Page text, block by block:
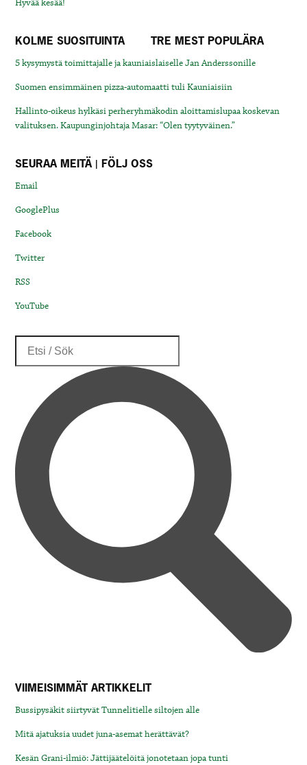
Hyvää kesää!
KOLME SUOSITUINTA TRE MEST POPULÄRA
5 kysymystä toimittajalle ja kauniaislaiselle Jan Anderssonille
Suomen ensimmäinen pizza-automaatti tuli Kauniaisiin
Hallinto-oikeus hylkäsi perheryhmäkodin aloittamislupaa koskevan
valituksen. Kaupunginjohtaja Masar: “Olen tyytyväinen.”
SEURAA MEITÄ | FÖLJ OSS
Email
GooglePlus
Facebook
Twitter
RSS
YouTube
VIIMEISIMMÄT ARTIKKELIT
Bussipysäkit siirtyvät Tunnelitielle siltojen alle
Mitä ajatuksia uudet juna-asemat herättävät?
Kesän Grani-ilmiö: Jättijäätelöitä jonotetaan jopa tunti